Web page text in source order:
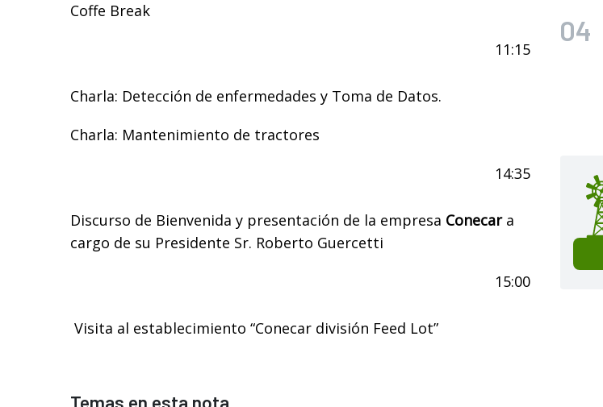
Coffe Break
11:15
Charla: Detección de enfermedades y Toma de Datos.
Charla: Mantenimiento de tractores
14:35
Discurso de Bienvenida y presentación de la empresa Conecara
cargo de su Presidente Sr. Roberto Guercetti
15:00
Visita al establecimiento “Conecar división Feed Lot”
Temas en esta nota